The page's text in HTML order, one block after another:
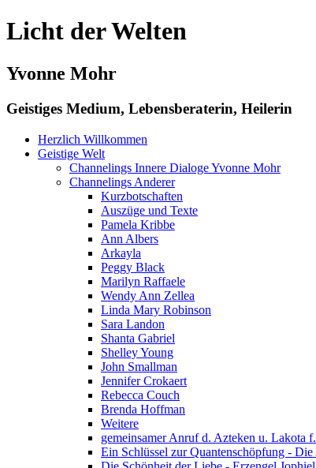
Licht der Welten
Yvonne Mohr
Geistiges Medium, Lebensberaterin, Heilerin
Herzlich Willkommen
Geistige Welt
Channelings Innere Dialoge Yvonne Mohr
Channelings Anderer
Kurzbotschaften
Auszüge und Texte
Pamela Kribbe
Ann Albers
Arkayla
Peggy Black
Marilyn Raffaele
Wendy Ann Zellea
Linda Mary Robinson
Sara Landon
Shanta Gabriel
Shelley Young
John Smallman
Jennifer Crokaert
Rebecca Couch
Brenda Hoffman
Weitere
gemeinsamer Anruf d. Azteken u. Lakota
Ein Schlüssel zur Quantenschöpfung -